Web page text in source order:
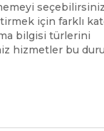
BELGELERİ
için farklı
bilgisi türlerini
hizmetler bu